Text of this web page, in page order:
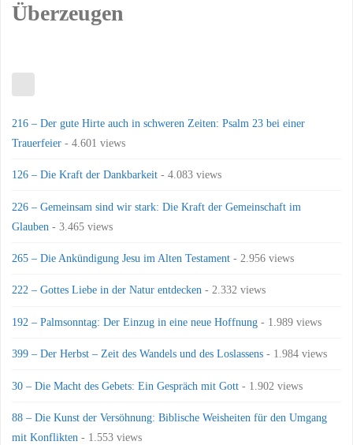
Überzeugen
216 – Der gute Hirte auch in schweren Zeiten: Psalm 23 bei einer
Trauerfeier - 4.601 views
126 – Die Kraft der Dankbarkeit - 4.083 views
226 – Gemeinsam sind wir stark: Die Kraft der Gemeinschaft im
Glauben - 3.465 views
265 – Die Ankündigung Jesu im Alten Testament - 2.956 views
222 – Gottes Liebe in der Natur entdecken - 2.332 views
192 – Palmsonntag: Der Einzug in eine neue Hoffnung - 1.989 views
399 – Der Herbst – Zeit des Wandels und des Loslassens - 1.984 views
30 – Die Macht des Gebets: Ein Gespräch mit Gott - 1.902 views
88 – Die Kunst der Versöhnung: Biblische Weisheiten für den Umgang
mit Konflikten - 1.553 views